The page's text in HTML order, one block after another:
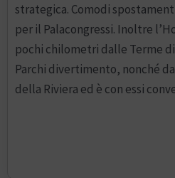
strategica. Comodi
per il Palacongressi. Inoltre
pochi chilometri dalle Terme
Parchi divertimento, nonché
della Riviera ed è con essi